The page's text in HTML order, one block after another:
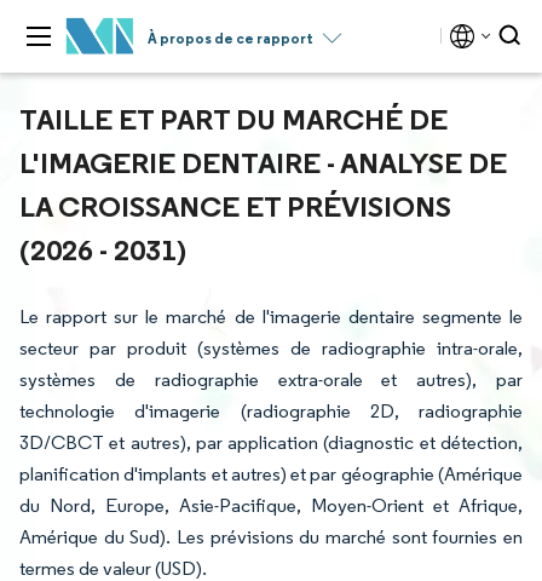
À propos de ce rapport
TAILLE ET PART DU MARCHÉ DE
L'IMAGERIE DENTAIRE - ANALYSE DE
LA CROISSANCE ET PRÉVISIONS
(2026 - 2031)
Le rapport sur le marché de l'imagerie dentaire segmente le
secteur par produit (systèmes de radiographie intra-orale,
systèmes de radiographie extra-orale et autres), par
technologie d'imagerie (radiographie 2D, radiographie
3D/CBCT et autres), par application (diagnostic et détection,
planification d'implants et autres) et par géographie (Amérique
du Nord, Europe, Asie-Pacifique, Moyen-Orient et Afrique,
Amérique du Sud). Les prévisions du marché sont fournies en
termes de valeur (USD).